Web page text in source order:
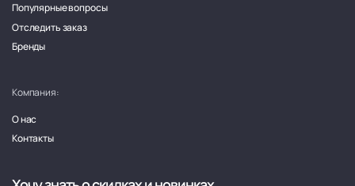
Популярные вопросы
Отследить заказ
Бренды
Компания:
О нас
Контакты